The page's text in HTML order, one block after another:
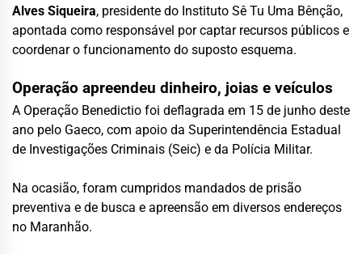
Alves Siqueira, presidente do Instituto Sê Tu Uma Bênção,
apontada como responsável por captar recursos públicos e
coordenar o funcionamento do suposto esquema.
Operação apreendeu dinheiro, joias e veículos
A Operação Benedictio foi deflagrada em 15 de junho deste
ano pelo Gaeco, com apoio da Superintendência Estadual
de Investigações Criminais (Seic) e da Polícia Militar.
Na ocasião, foram cumpridos mandados de prisão
preventiva e de busca e apreensão em diversos endereços
no Maranhão.